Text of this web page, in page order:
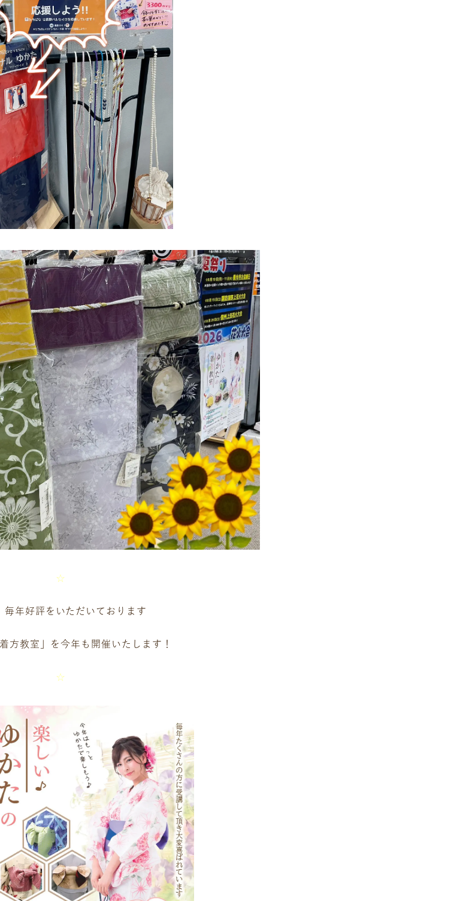
お客様相談室
DM発送停止
クーリングオフ
よくある質問
積立カード
プライバシーポリシー
古物営業法に基づく表示
☆
毎年好評をいただいております
方教室」を今年も開催いたします！
☆